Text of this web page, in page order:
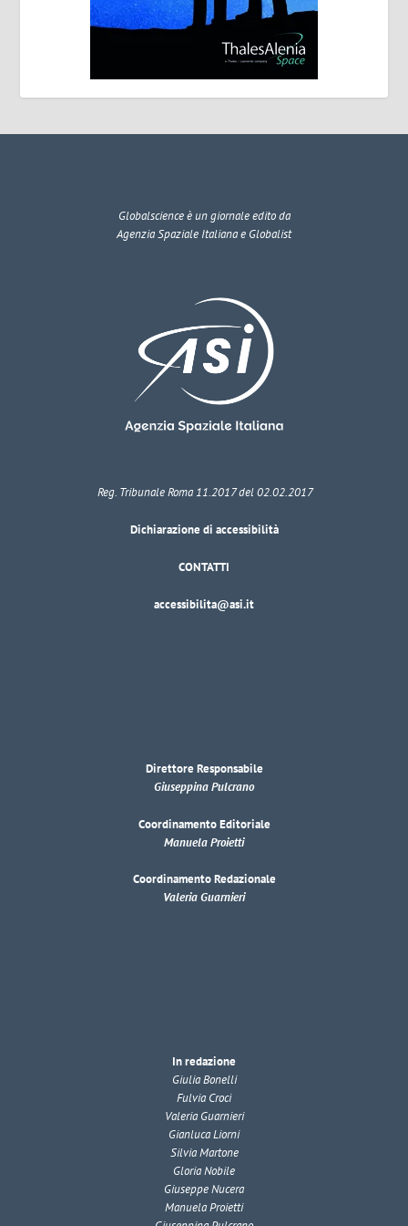
Globalscienceè un giornale edito da
Agenzia Spaziale Italiana e Globalist
Reg. Tribunale Roma 11.2017 del 02.02.2017
Dichiarazione di accessibilità
CONTATTI
accessibilita@asi.it
Direttore Responsabile
Giuseppina Pulcrano
Coordinamento Editoriale
Manuela Proietti
Coordinamento Redazionale
Valeria Guarnieri
In redazione
Giulia Bonelli
Fulvia Croci
Valeria Guarnieri
Gianluca Liorni
Silvia Martone
Gloria Nobile
Giuseppe Nucera
Manuela Proietti